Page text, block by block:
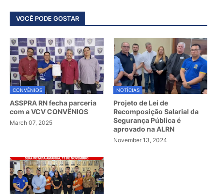
VOCÊ PODE GOSTAR
CONVÊNIOS
ASSPRA RN fecha parceria
com a VCV CONVÊNIOS
March 07, 2025
NOTÍCIAS
Projeto de Lei de
Recomposição Salarial da
Segurança Pública é
aprovado na ALRN
November 13, 2024